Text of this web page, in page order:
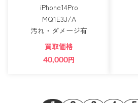
iPhone14Pro
MQ1E3J/A
汚れ・ダメージ有
買取価格
40,000円